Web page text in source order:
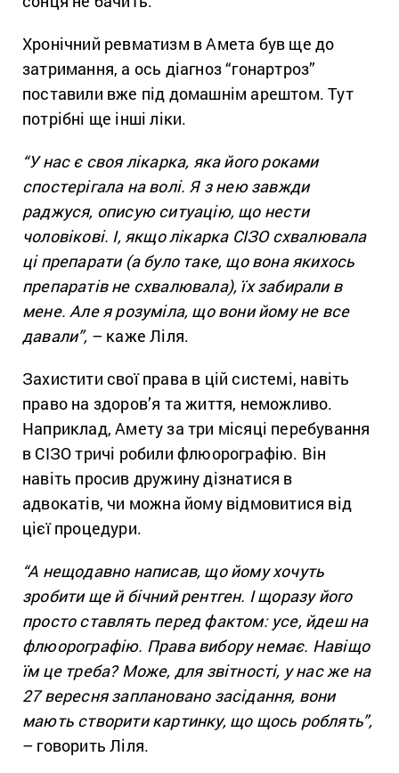
Хронічний ревматизм в Амета був ще до
затримання, а ось діагноз “гонартроз”
поставили вже під домашнім арештом. Тут
потрібні ще інші ліки.
“У нас є своя лікарка, яка його роками
спостерігала на волі. Я з нею завжди
раджуся, описую ситуацію, що нести
чоловікові. І, якщо лікарка СІЗО схвалювала
ці препарати (а було таке, що вона якихось
препаратів не схвалювала), їх забирали в
мене. Але я розуміла, що вони йому не все
давали”, – каже Ліля.
Захистити свої права в цій системі, навіть
право на здоров’я та життя, неможливо.
Наприклад, Амету за три місяці перебування
в СІЗО тричі робили флюорографію. Він
навіть просив дружину дізнатися в
адвокатів, чи можна йому відмовитися від
цієї процедури.
“А нещодавно написав, що йому хочуть
зробити ще й бічний рентген. І щоразу його
просто ставлять перед фактом: усе, йдеш на
флюорографію. Права вибору немає. Навіщо
їм це треба? Може, для звітності, у нас же на
27 вересня заплановано засідання, вони
мають створити картинку, що щось роблять”,
– говорить Ліля.